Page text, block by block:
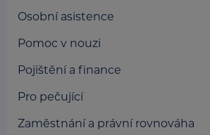
Osobní asistence
Pomoc v nouzi
Pojištění a finance
Pro pečující
Zaměstnání a právní rovnováha